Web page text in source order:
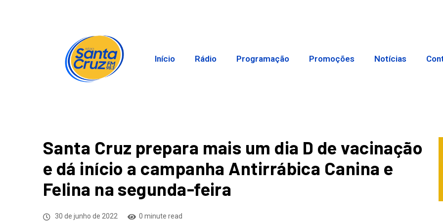
Início Rádio Programação Promoções Notícias
Santa Cruz prepara mais um dia D de vacinação
e dá início a campanha Antirrábica Canina e
Felina na segunda-feira
30 de junho de 2022 0 minute read